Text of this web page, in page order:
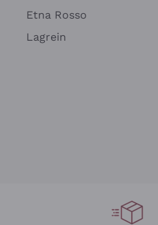
Etna Rosso
Lagrein